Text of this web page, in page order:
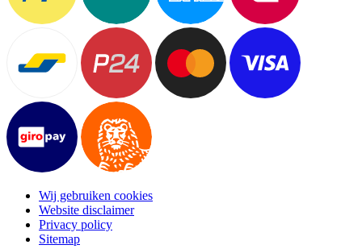
Wij gebruiken cookies
Website disclaimer
Privacy policy
Sitemap